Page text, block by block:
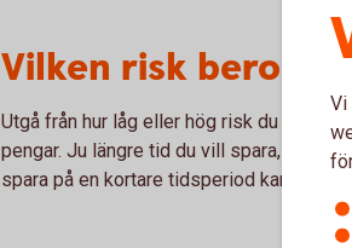
Vilken risk beror
Utgå från hur låg eller hög risk du vill ta
pengar. Ju längre tid du vill spara, desto
spara på en kortare tidsperiod kan det
Vi